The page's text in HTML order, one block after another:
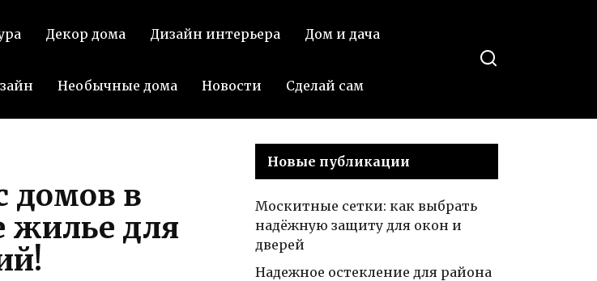
Декор дома Дизайн интерьера Дом и дача
Необычные дома Новости Сделай сам
домов в
жилье для
Новые публикации
Москитные сетки: как выбрать
надёжную защиту для окон и
дверей
Надежное остекление для района